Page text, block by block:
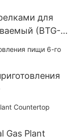
для
(BTG-
Gas Plant